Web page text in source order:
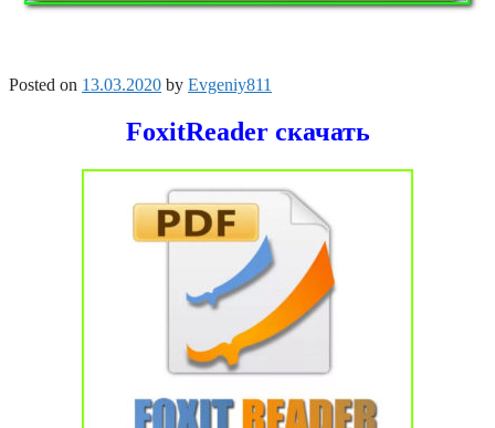
Posted on 13.03.2020 by Evgeniy811
FoxitReader скачать